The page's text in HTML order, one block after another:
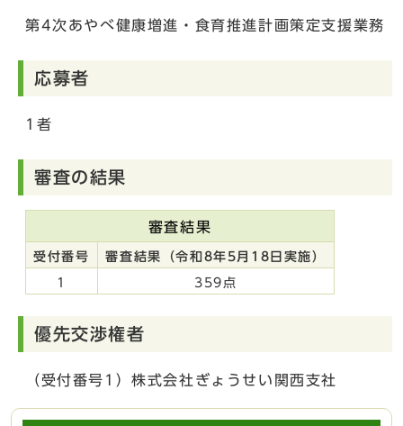
第4次あやべ健康増進・食育推進計画策定支援業務
応募者
1者
審査の結果
審査結果
受付番号 審査結果（令和8年5月18日実施）
1 359点
優先交渉権者
（受付番号1）株式会社ぎょうせい関西支社